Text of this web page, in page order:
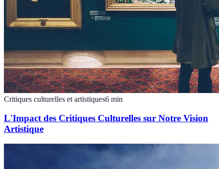
Critiques culturelles et artistiques6 min
L'Impact des Critiques Culturelles sur Notre Vision
Artistique